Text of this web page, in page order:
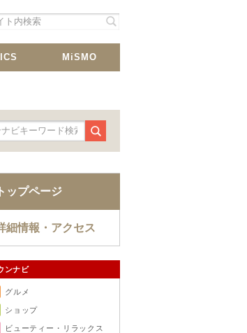
MiSMO
トップページ
細情報・アクセス
ンナビ
グルメ
ショップ
ビューティー・リラックス